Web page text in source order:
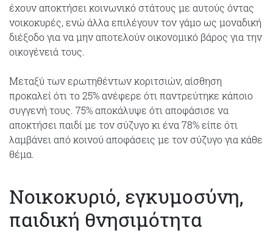
έχουν αποκτήσει κοινωνικό στάτους με αυτούς όντας
νοικοκυρές, ενώ άλλα επιλέγουν τον γάμο ως μοναδική
διέξοδο για να μην αποτελούν οικονομικό βάρος για την
οικογένειά τους.
Μεταξύ των ερωτηθέντων κοριτσιών, αίσθηση
προκαλεί ότι το 25% ανέφερε ότι παντρεύτηκε κάποιο
συγγενή τους. 75% αποκάλυψε ότι αποφάσισε να
αποκτήσει παιδί με τον σύζυγο κι ένα 78% είπε ότι
λαμβάνει από κοινού αποφάσεις με τον σύζυγο για κάθε
θέμα.
Νοικοκυριό, εγκυμοσύνη,
παιδική θνησιμότητα